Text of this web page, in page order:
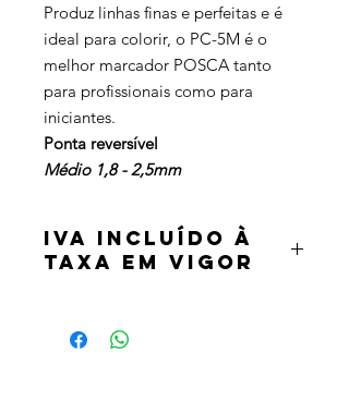
Produz linhas finas e perfeitas e é
ideal para colorir, o PC-5M é o
melhor marcador POSCA tanto
para profissionais como para
iniciantes.
Ponta reversível
Médio 1,8 - 2,5mm
IVA incluído à
taxa em vigor